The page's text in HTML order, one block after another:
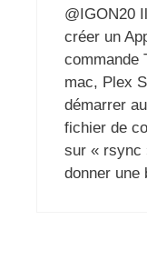
@IGON20
créer un
commande
mac, Plex
démarrer
fichier de
sur « rsync
donner une